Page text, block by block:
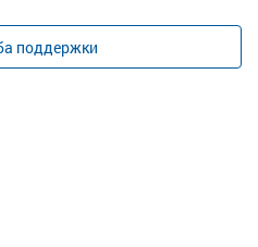
поддержки